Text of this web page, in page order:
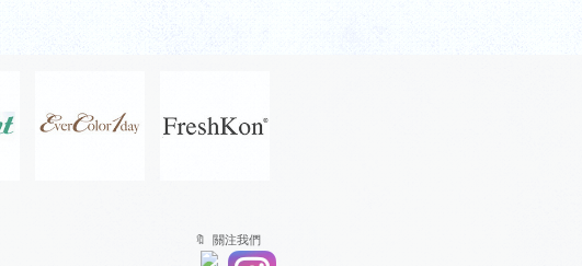
🔖 關注我們